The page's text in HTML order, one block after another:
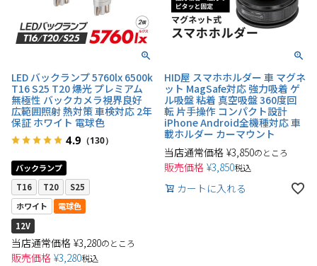
LED バックランプ 5760lx 6500k
T16 S25 T20 爆光 プレミアム
無極性 バックカメラ視界良好
広範囲照射 熱対策 車検対応 2年
保証 ホワイト 電球色
4.9 （130）
バックランプ
T16
T20
S25
ホワイト
電球色
12V
当店通常価格 ¥3,280のところ
販売価格 ¥3,280税込
HID屋 スマホホルダー 車 マグネ
ット MagSafe対応 強力吸着 ゲ
ル吸盤 粘着 真空吸盤 360度回
転 片手操作 コンパクト設計
iPhone Android全機種対応 車
載ホルダー カーマウント
当店通常価格 ¥3,850のところ
販売価格 ¥3,850税込
カートに入れる